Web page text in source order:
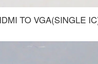
TO VGA(SINGLE